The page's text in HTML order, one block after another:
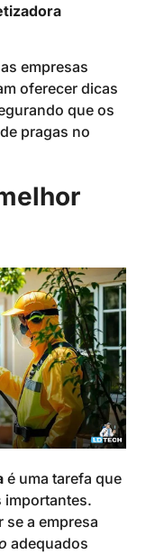
empresas
oferecer dicas
que os
pragas no
é uma tarefa que
importantes.
se a empresa
adequados